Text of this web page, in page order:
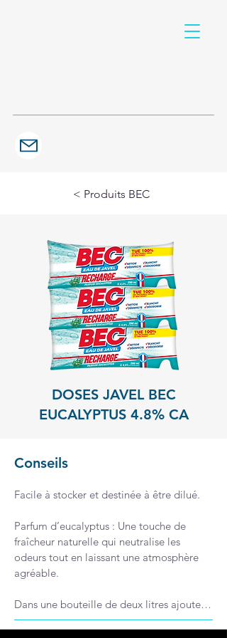
< Produits BEC
DOSES JAVEL BEC
EUCALYPTUS 4.8% CA
Conseils
Facile à stocker et destinée à être dilué.
Parfum d’eucalyptus : Une touche de
fraîcheur naturelle qui neutralise les
odeurs tout en laissant une atmosphère
agréable.
Dans une bouteille de deux litres ajouter
deux berlingots et remplir le reste d'eau